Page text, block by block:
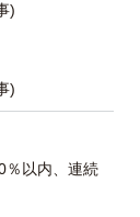
)
)
％以内、連続